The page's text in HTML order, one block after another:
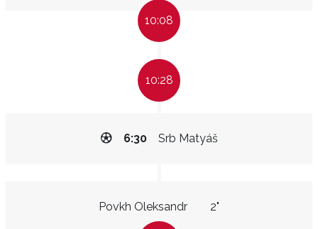
10:08
10:28
Srb Matyáš
6:30
Povkh Oleksandr 2"